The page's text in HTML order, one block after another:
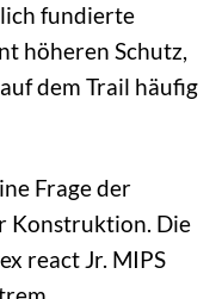
fundierte
höheren Schutz,
dem Trail häufig
Frage der
Konstruktion. Die
react Jr. MIPS